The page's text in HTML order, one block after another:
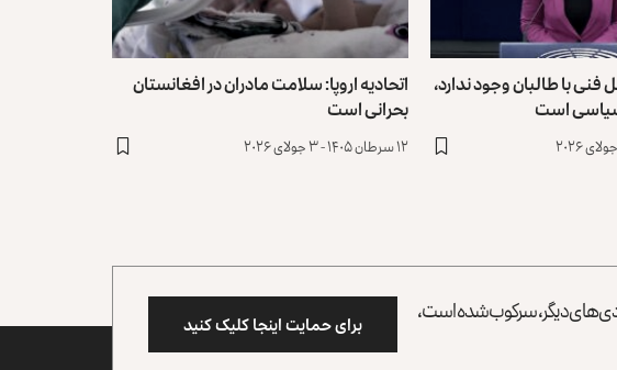
فنی با طالبان وجود ندارد،
است
اتحادیه اروپا: سلامت مادران در افغانستان
بحرانی است
۱۲ سرطان ۱۴۰۵ - ۳ جولای ۲۰۲۶
دیگر، سرکوب شده است، برای حمایت اینجا کلیک کنید